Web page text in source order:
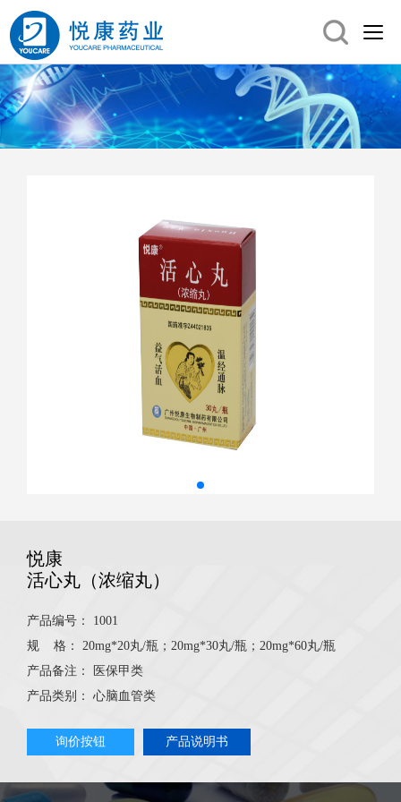
悦康
活心丸（浓缩丸）
产品编号：
1001
规 格：
20mg*20丸/瓶；20mg*30丸/瓶；20mg*60丸/瓶
产品备注：
医保甲类
产品类别：
心脑血管类
询价按钮 产品说明书